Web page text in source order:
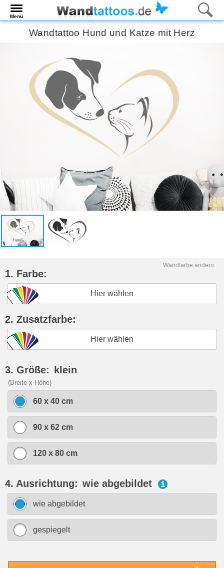
Menü
Wandtattoo Hund und Katze mit Herz
Wandfarbe ändern
1. Farbe:
Hier wählen
2. Zusatzfarbe:
Hier wählen
3. Größe: klein
(Breite x Höhe)
60 x 40 cm
90 x 62 cm
120 x 80 cm
4. Ausrichtung: wie abgebildet i
wie abgebildet
gespiegelt